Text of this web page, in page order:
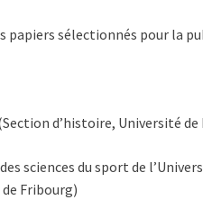
papiers sélectionnés pour la
d’histoire, Université de
sciences du sport de
Fribourg)